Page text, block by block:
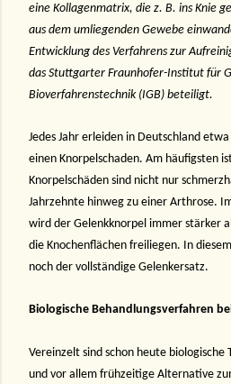
eine Kollagenmatrix, die z. B. ins Knie
aus dem umliegenden Gewebe
Entwicklung des Verfahrens zur
das Stuttgarter Fraunhofer-Institut für
Bioverfahrenstechnik (IGB) beteiligt.
Jedes Jahr erleiden in Deutschland
einen Knorpelschaden. Am häufigsten
Knorpelschäden sind nicht nur
Jahrzehnte hinweg zu einer Arthrose.
wird der Gelenkknorpel immer stärker
die Knochenflächen freiliegen. In
noch der vollständige Gelenkersatz.
Biologische Behandlungsverfahren
Vereinzelt sind schon heute
und vor allem frühzeitige Alternative